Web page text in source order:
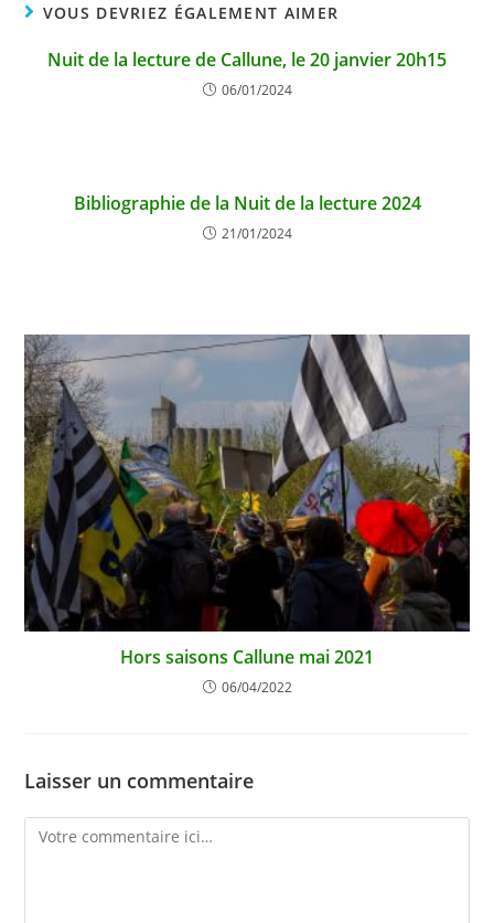
VOUS DEVRIEZ ÉGALEMENT AIMER
Nuit de la lecture de Callune, le 20 janvier 20h15
06/01/2024
Bibliographie de la Nuit de la lecture 2024
21/01/2024
Hors saisons Callune mai 2021
06/04/2022
Laisser un commentaire